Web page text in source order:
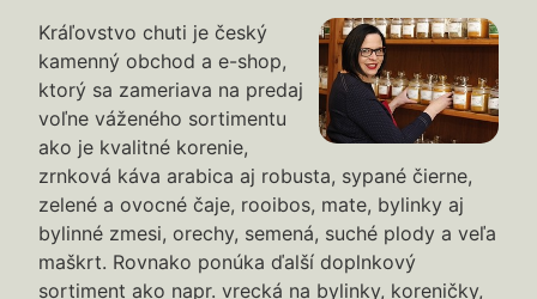
Kráľovstvo chuti je český
kamenný obchod a e-shop,
ktorý sa zameriava na predaj
voľne váženého sortimentu
ako je kvalitné korenie,
zrnková káva arabica aj robusta, sypané čierne,
zelené a ovocné čaje, rooibos, mate, bylinky aj
bylinné zmesi, orechy, semená, suché plody a veľa
maškrt. Rovnako ponúka ďalší doplnkový
sortiment ako napr. vrecká na bylinky, koreničky,